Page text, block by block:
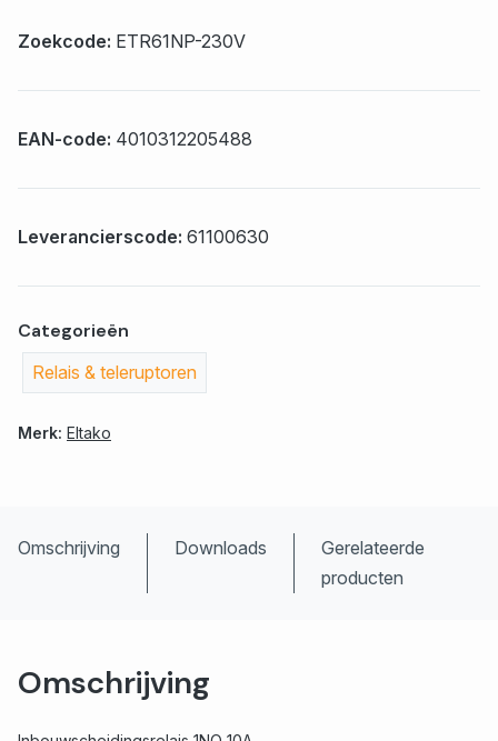
Zoekcode: ETR61NP-230V
EAN-code: 4010312205488
Leverancierscode: 61100630
Categorieën
Relais & teleruptoren
Merk: Eltako
Omschrijving Downloads
Gerelateerde
producten
Omschrijving